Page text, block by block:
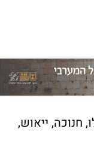
, חנוכה, ייאוש,